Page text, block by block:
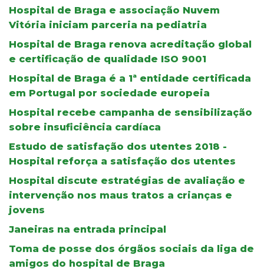
Hospital de Braga e associação Nuvem
Vitória iniciam parceria na pediatria
Hospital de Braga renova acreditação global
e certificação de qualidade ISO 9001
Hospital de Braga é a 1ª entidade certificada
em Portugal por sociedade europeia
Hospital recebe campanha de sensibilização
sobre insuficiência cardíaca
Estudo de satisfação dos utentes 2018 -
Hospital reforça a satisfação dos utentes
Hospital discute estratégias de avaliação e
intervenção nos maus tratos a crianças e
jovens
Janeiras na entrada principal
Toma de posse dos órgãos sociais da liga de
amigos do hospital de Braga